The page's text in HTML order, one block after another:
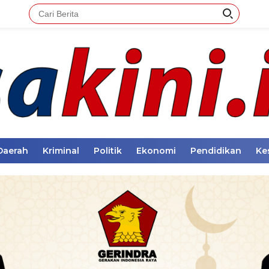
Kriminal Politik Ekonomi Pendidikan